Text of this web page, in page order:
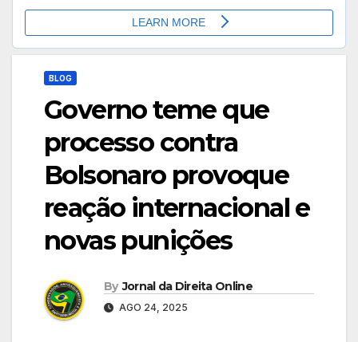
BLOG
Governo teme que
processo contra
Bolsonaro provoque
reação internacional e
novas punições
By Jornal da Direita Online
AGO 24, 2025